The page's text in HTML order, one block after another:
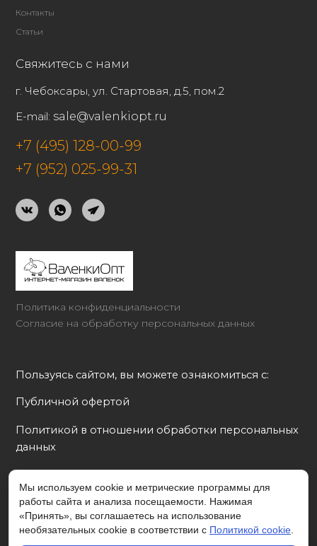
Мы используем cookie и метрические программы для
работы сайта и анализа посещаемости. Нажимая
«Принять», вы соглашаетесь на использование
необязательных cookie в соответствии с Политикой cookie
Политика конфиденциальности
Согласие на обработку персональных данных
Пользуясь сайтом, вы можете ознакомиться с:
Публичной офертой
Политикой в отношении обработки персональных
данных
Политикой cookie
Контакты
Статьи
Свяжитесь с нами
г. Чебоксары, ул. Стартовая, д.5, пом.2
E-mail: sale@valenkiopt.ru
+7 (495) 128-00-99
+7 (952) 025-99-31